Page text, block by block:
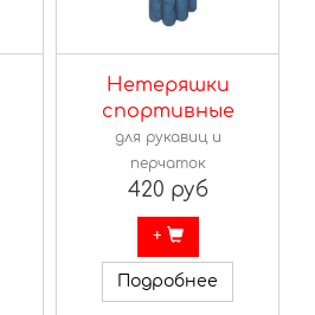
Нетеряшки
спортивные
для рукавиц и
перчаток
420 руб
+
Подробнее